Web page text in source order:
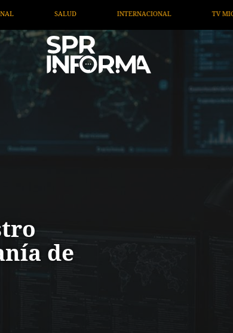
TV MIGRANTE INFORMA OPINIÓN
de